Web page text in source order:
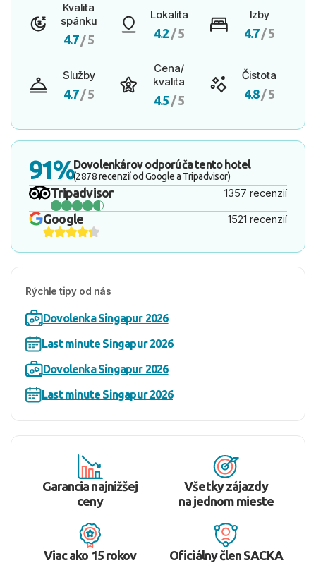
Kvalita
spánku
4.7/ 5
Lokalita
4.2 / 5
Izby
4.7/ 5
Služby
4.7/ 5
Cena/
kvalita
4.5 / 5
Čistota
4.8/ 5
91%Dovolenkárov odporúča tento hotel
(2878 recenzií od Google a Tripadvisor)
Tripadvisor 1357 recenzií
Google 1521 recenzií
Rýchle tipy od nás
Dovolenka Singapur 2026
Last minute Singapur 2026
Dovolenka Singapur 2026
Last minute Singapur 2026
Garancia najnižšej
ceny
Všetky zájazdy
na jednom mieste
Viac ako 15 rokov Oficiálny člen SACKA